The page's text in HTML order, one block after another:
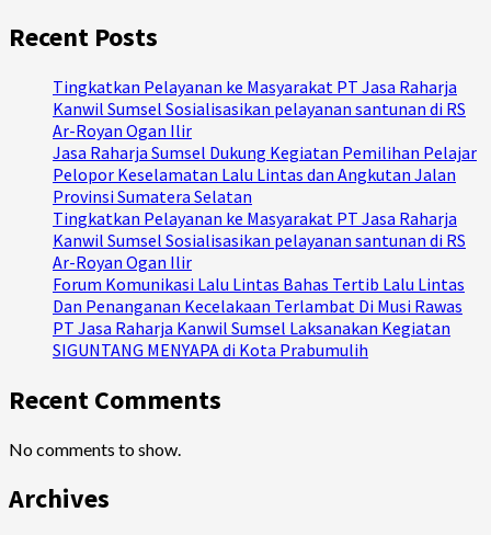
Recent Posts
Tingkatkan Pelayanan ke Masyarakat PT Jasa Raharja
Kanwil Sumsel Sosialisasikan pelayanan santunan di RS
Ar-Royan Ogan Ilir
Jasa Raharja Sumsel Dukung Kegiatan Pemilihan Pelajar
Pelopor Keselamatan Lalu Lintas dan Angkutan Jalan
Provinsi Sumatera Selatan
Tingkatkan Pelayanan ke Masyarakat PT Jasa Raharja
Kanwil Sumsel Sosialisasikan pelayanan santunan di RS
Ar-Royan Ogan Ilir
Forum Komunikasi Lalu Lintas Bahas Tertib Lalu Lintas
Dan Penanganan Kecelakaan Terlambat Di Musi Rawas
PT Jasa Raharja Kanwil Sumsel Laksanakan Kegiatan
SIGUNTANG MENYAPA di Kota Prabumulih
Recent Comments
No comments to show.
Archives